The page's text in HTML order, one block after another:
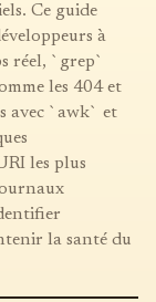
Ce guide
à
réel, `grep`
les 404 et
avec `awk` et
les plus
la santé du